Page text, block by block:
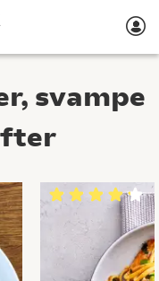
svampe